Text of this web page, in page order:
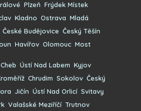
Plzeň Frýdek Místek,
, Kladno Ostrava Mladá
České Budějovice Český Těšín
Havířov, Olomouc, Most
Cheb Ústí Nad Labem Kyjov,
, Chrudim Sokolov, Český
Jičín Ústí Nad Orlicí, Svitavy
, Valašské Meziříčí, Trutnov,